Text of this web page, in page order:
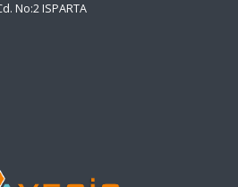
No:2 ISPARTA